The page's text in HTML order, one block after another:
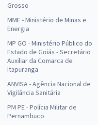
Grosso
MME - Ministério de Minas e
Energia
MP GO - Ministério Público do
Estado de Goiás - Secretário
Auxiliar da Comarca de
Itapuranga
ANVISA - Agência Nacional de
Vigilância Sanitária
PM PE - Polícia Militar de
Pernambuco